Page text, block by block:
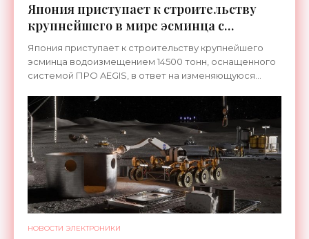
Япония приступает к строительству
крупнейшего в мире эсминца с
системой ПРО AEGIS - «Оружие»
Япония приступает к строительству крупнейшего
эсминца водоизмещением 14500 тонн, оснащенного
системой ПРО AEGIS, в ответ на изменяющуюся
ракетные
НОВОСТИ ЭЛЕКТРОНИКИ